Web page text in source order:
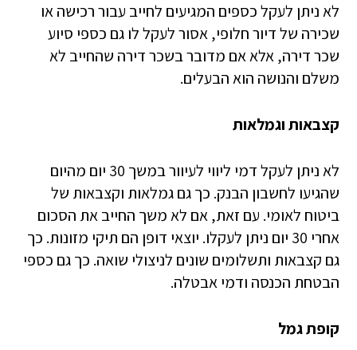
לא ניתן לעקל כספים המגיעים לחייב עבור רכישה או
שכירה של דיור חלופי, אסור לעקל לו גם כספי סיוע
שכר דירה, אלא אם מדובר בשכר דירה שהחייב לא
משלם והנושה הוא הבעלים.
קצבאות וגמלאות
לא ניתן לעקל דמי ליווי לעיוור במשך 30 יום מהיום
שהגיעו לחשבון הבנק. כך גם גמלאות וקצבאות של
ביטוח לאומי. עם זאת, אם לא משך החייב את הסכום
אחרי 30 יום ניתן לעקלו. יוצאי דופן הם תיקי מזונות. כך
גם קצבאות ותשלומים שונים לניצולי שואה. כך גם כספי
הבטחת הכנסה ודמי אבטלה.
קופת גמל